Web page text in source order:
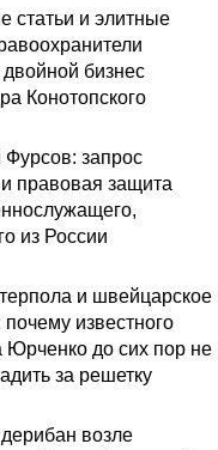
статьи и элитные
бизнес
Конотопского
запрос
правовая защита
из России
и швейцарское
известного
Юрченко до сих пор не
за решетку
возле